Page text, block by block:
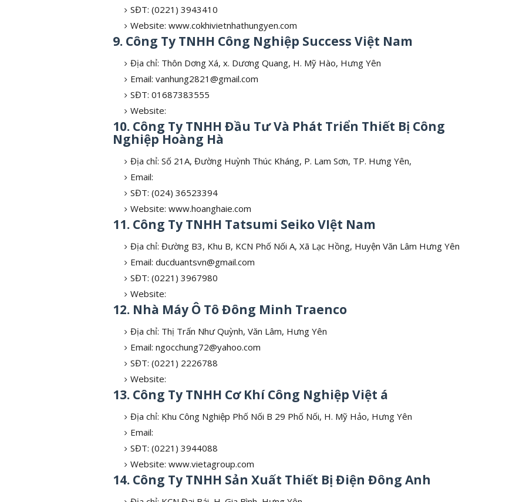
SĐT: (0221) 3943410
Website: www.cokhivietnhathungyen.com
9. Công Ty TNHH Công Nghiệp Success Việt Nam
Địa chỉ: Thôn Dơng Xá, x. Dương Quang, H. Mỹ Hào, Hưng Yên
Email: vanhung2821@gmail.com
SĐT: 01687383555
Website:
10. Công Ty TNHH Đầu Tư Và Phát Triển Thiết Bị Công
Nghiệp Hoàng Hà
Địa chỉ: Số 21A, Đường Huỳnh Thúc Kháng, P. Lam Sơn, TP. Hưng Yên,
Email:
SĐT: (024) 36523394
Website: www.hoanghaie.com
11. Công Ty TNHH Tatsumi Seiko VIệt Nam
Địa chỉ: Đường B3, Khu B, KCN Phố Nối A, Xã Lạc Hồng, Huyện Văn Lâm Hưng Yên
Email: ducduantsvn@gmail.com
SĐT: (0221) 3967980
Website:
12. Nhà Máy Ô Tô Đông Minh Traenco
Địa chỉ: Thị Trấn Như Quỳnh, Văn Lâm, Hưng Yên
Email: ngocchung72@yahoo.com
SĐT: (0221) 2226788
Website:
13. Công Ty TNHH Cơ Khí Công Nghiệp Việt á
Địa chỉ: Khu Công Nghiệp Phố Nối B 29 Phố Nối, H. Mỹ Hảo, Hưng Yên
Email:
SĐT: (0221) 3944088
Website: www.vietagroup.com
14. Công Ty TNHH Sản Xuất Thiết Bị Điện Đông Anh